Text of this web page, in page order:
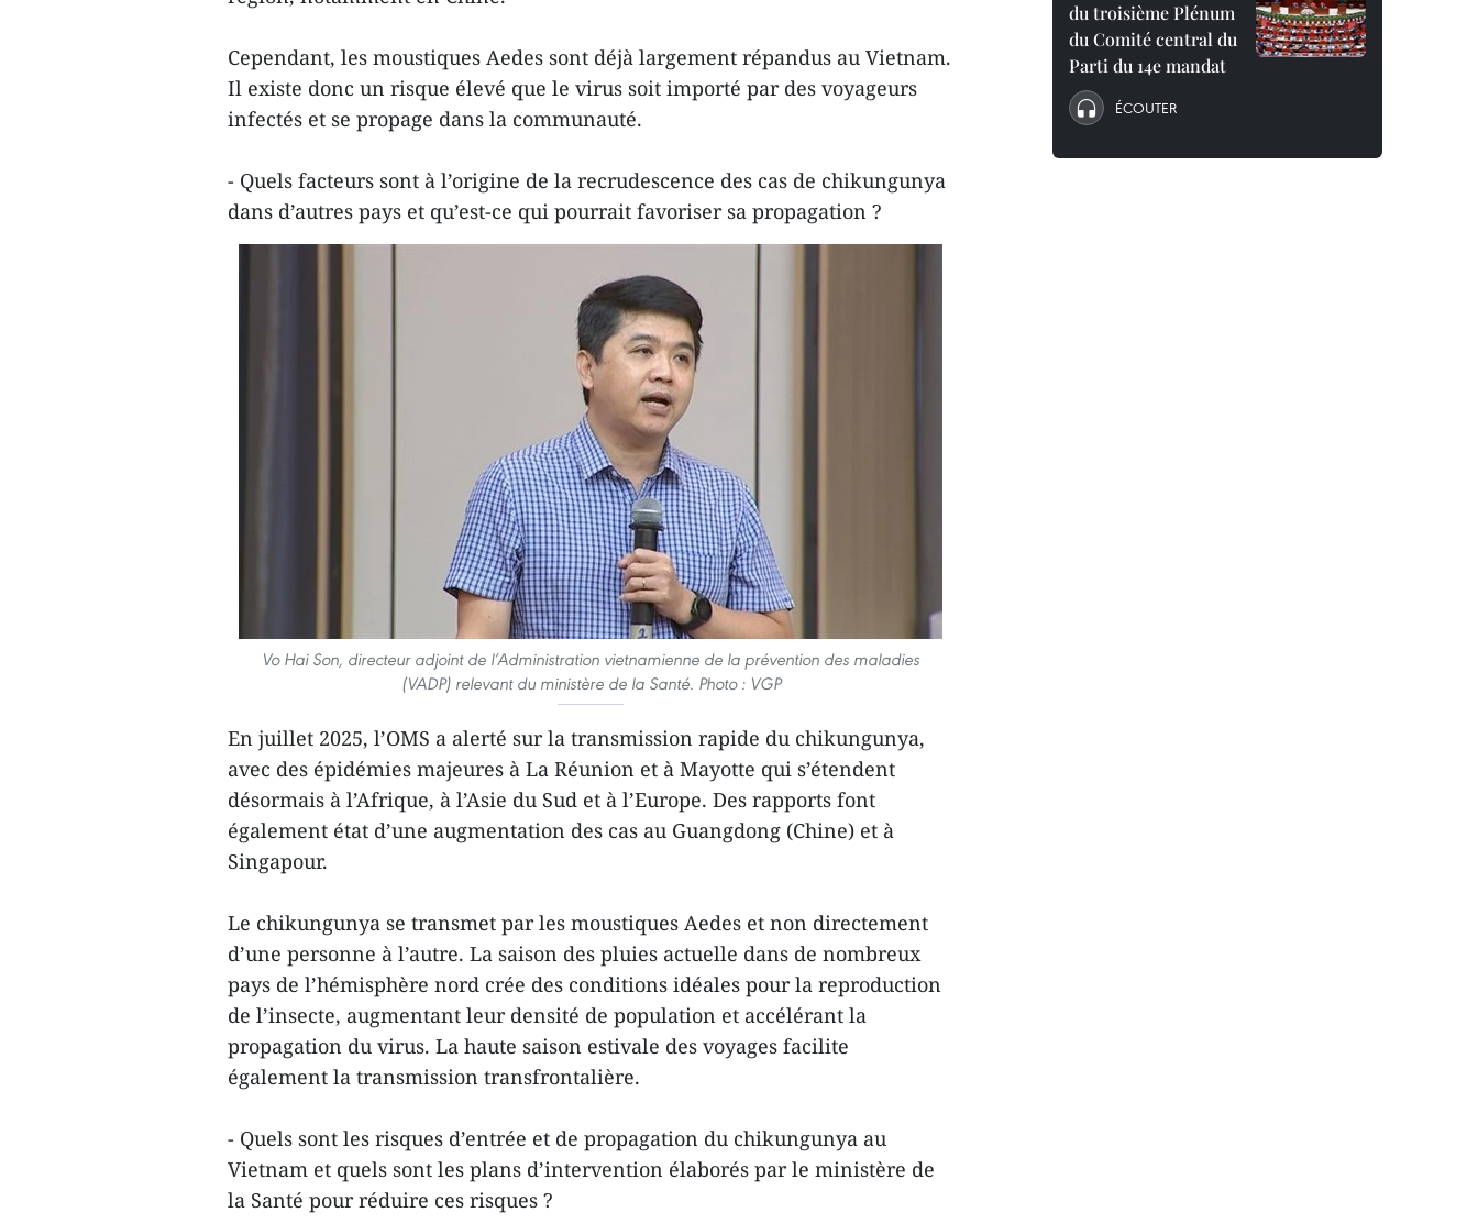
Cependant, les moustiques Aedes sont déjà largement répandus au Vietnam.
Il existe donc un risque élevé que le virus soit importé par des voyageurs
infectés et se propage dans la communauté.
- Quels facteurs sont à l’origine de la recrudescence des cas de chikungunya
dans d’autres pays et qu’est-ce qui pourrait favoriser sa propagation ?
Vo Hai Son, directeur adjoint de l’Administration vietnamienne de la prévention des maladies
(VADP) relevant du ministère de la Santé. Photo : VGP
En juillet 2025, l’OMS a alerté sur la transmission rapide du chikungunya,
avec des épidémies majeures à La Réunion et à Mayotte qui s’étendent
désormais à l’Afrique, à l’Asie du Sud et à l’Europe. Des rapports font
également état d’une augmentation des cas au Guangdong (Chine) et à
Singapour.
Le chikungunya se transmet par les moustiques Aedes et non directement
d’une personne à l’autre. La saison des pluies actuelle dans de nombreux
pays de l’hémisphère nord crée des conditions idéales pour la reproduction
de l’insecte, augmentant leur densité de population et accélérant la
propagation du virus. La haute saison estivale des voyages facilite
également la transmission transfrontalière.
- Quels sont les risques d’entrée et de propagation du chikungunya au
Vietnam et quels sont les plans d’intervention élaborés par le ministère de
la Santé pour réduire ces risques ?
du troisième Plénum
du Comité central du
Parti du 14e mandat
ÉCOUTER